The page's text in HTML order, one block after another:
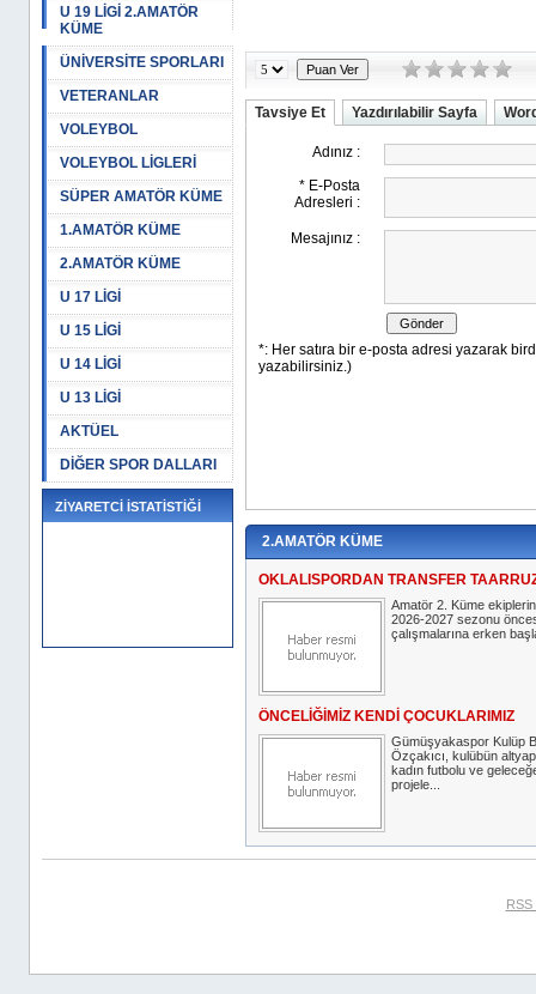
U 19 LİGİ 2.AMATÖR
KÜME
ÜNİVERSİTE SPORLARI
VETERANLAR
VOLEYBOL
VOLEYBOL LİGLERİ
SÜPER AMATÖR KÜME
1.AMATÖR KÜME
2.AMATÖR KÜME
U 17 LİGİ
U 15 LİGİ
U 14 LİGİ
U 13 LİGİ
AKTÜEL
DİĞER SPOR DALLARI
ZİYARETCİ İSTATİSTİĞİ
Tavsiye Et Yazdırılabilir Sayfa
2.AMATÖR KÜME
OKLALISPORDAN TRANSFER
Amatör 2. Küme
2026-2027 sezonu
çalışmalarına erken
ÖNCELİĞİMİZ KENDİ ÇOCUKLARIMIZ
Gümüşyakaspor Kulüp
Özçakıcı, kulübün
kadın futbolu ve
projele...
RSS